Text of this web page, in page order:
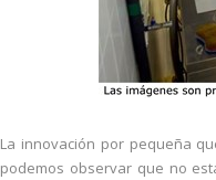
La innovación por pequeña
podemos observar que no